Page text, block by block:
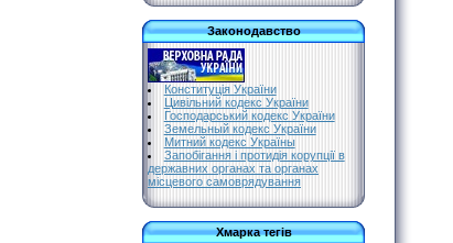
Законодавство
Конституція України
Цивільний кодекс України
Господарський кодекс України
Земельный кодекс України
Митний кодекс Україны
Запобігання і протидія корупції в
державних органах та органах
місцевого самоврядування
Хмарка тегів